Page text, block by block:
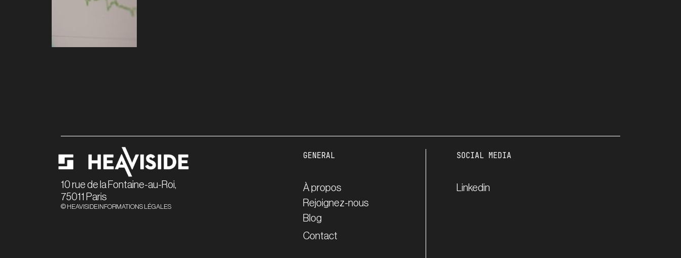
10 rue de la Fontaine-au-Roi,
75011 Paris
© HEAVISIDE INFORMATIONS LÉGALES
GENERAL
À propos
Rejoignez-nous
Blog
Contact
SOCIAL MEDIA
Linkedin